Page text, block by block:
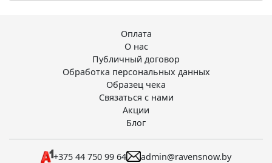
Оплата
О нас
Публичный договор
Обработка персональных данных
Образец чека
Связаться с нами
Акции
Блог
+375 44 750 99 64
admin@ravensnow.by